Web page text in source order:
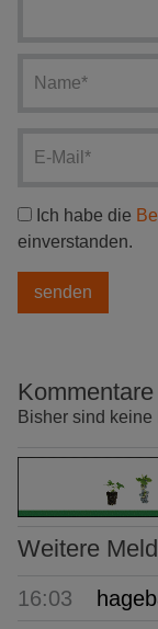
Ich habe die
einverstanden.
Bisher sind
Weitere
16:03